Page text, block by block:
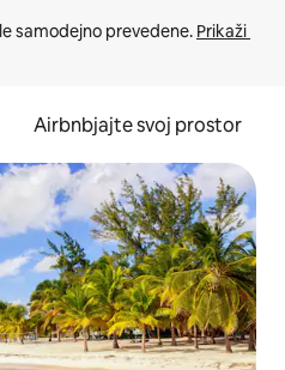
samodejno prevedene. Prikaži
Airbnbjajte svoj prostor